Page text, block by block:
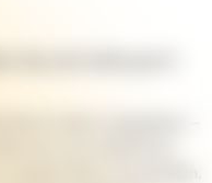
Sie sich bitte per E-
anders angegeben –
Sie, sich telefonisch,
Büro anzumelden.